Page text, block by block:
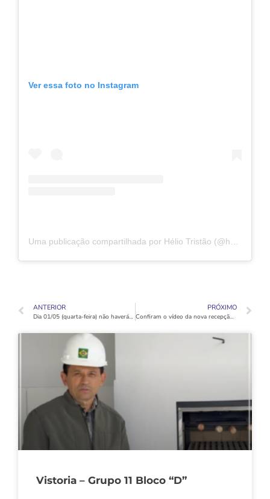
Ver essa foto no Instagram
ANTERIOR
Dia 01/05 (quarta-feira) não haverá expediente na Sede e nem na obra
PRÓXIMO
Confiram o vídeo da nova recepção, espaço cooperado e área kids!
Vistoria – Grupo 11 Bloco “D”